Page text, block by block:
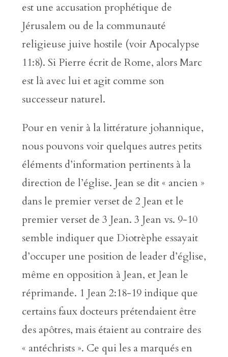
est une accusation prophétique de
Jérusalem ou de la communauté
religieuse juive hostile (voir Apocalypse
11:8). Si Pierre écrit de Rome, alors Marc
est là avec lui et agit comme son
successeur naturel.
Pour en venir à la littérature johannique,
nous pouvons voir quelques autres petits
éléments d’information pertinents à la
direction de l’église. Jean se dit « ancien »
dans le premier verset de 2 Jean et le
premier verset de 3 Jean. 3 Jean vs. 9-10
semble indiquer que Diotrèphe essayait
d’occuper une position de leader d’église,
même en opposition à Jean, et Jean le
réprimande. 1 Jean 2:18-19 indique que
certains faux docteurs prétendaient être
des apôtres, mais étaient au contraire des
« antéchrists ». Ce qui les a marqués en